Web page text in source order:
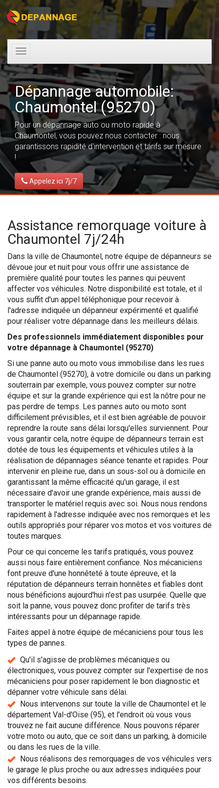
Toggle
navigation
Dépannage automobile:
Chaumontel (95270)
Pour un dépannage auto ou moto rapide à
Chaumontel, vous pouvez nous contacter : nous
garantissons rapidité d'intervention et tarifs sur mesure
!
Appelez ici 7j/7
Assistance remorquage voiture à
Chaumontel 7j/24h
Dans la ville de Chaumontel, notre équipe de dépanneurs se
dévoue jour et nuit pour vous offrir une assistance de
première qualité pour toutes les pannes qui peuvent
affecter vos véhicules. Notre disponibilité est totale, et il
vous suffit d'un appel téléphonique pour recevoir à
l'adresse indiquée un dépanneur expérimenté et qualifié
pour réaliser votre dépannage dans les meilleurs délais.
Des professionnels immédiatement disponibles pour
votre dépannage à Chaumontel (95270)
Si une panne auto ou moto vous immobilise dans les rues
de Chaumontel (95270), à votre domicile ou dans un parking
souterrain par exemple, vous pouvez compter sur notre
équipe et sur la grande expérience qui est la nôtre pour ne
pas perdre de temps. Les pannes auto ou moto sont
difficilement prévisibles, et il est bien agréable de pouvoir
reprendre la route sans délai lorsqu'elles surviennent. Pour
vous garantir cela, notre équipe de dépanneurs terrain est
dotée de tous les équipements et véhicules utiles à la
réalisation de dépannages séance tenante et rapides. Pour
intervenir en pleine rue, dans un sous-sol ou à domicile en
garantissant la même efficacité qu'un garage, il est
nécessaire d'avoir une grande expérience, mais aussi de
transporter le matériel requis avec soi. Nous nous rendons
rapidement à l'adresse indiquée avec nos remorques et les
outils appropriés pour réparer vos motos et vos voitures de
toutes marques.
Pour ce qui concerne les tarifs pratiqués, vous pouvez
aussi nous faire entièrement confiance. Nos mécaniciens
font preuve d'une honnêteté à toute épreuve, et la
réputation de dépanneurs terrain honnêtes et fiables dont
nous bénéficions aujourd'hui n'est pas usurpée. Quelle que
soit la panne, vous pouvez donc profiter de tarifs très
intéressants pour un dépannage rapide.
Faites appel à notre équipe de mécaniciens pour tous les
types de pannes.
Qu'il s'agisse de problèmes mécaniques ou
électroniques, vous pouvez compter sur l'expertise de nos
mécaniciens pour poser rapidement le bon diagnostic et
dépanner votre véhicule sans délai.
Nous intervenons sur toute la ville de Chaumontel et le
département Val-d'Oise (95), et l'endroit où vous vous
trouvez ne fait aucune différence. Nous pouvons réparer
votre moto ou auto, que ce soit dans un parking, à domicile
ou dans les rues de la ville.
Nous réalisons des remorquages de vos véhicules vers
le garage le plus proche ou aux adresses indiquées pour
vos différents besoins.